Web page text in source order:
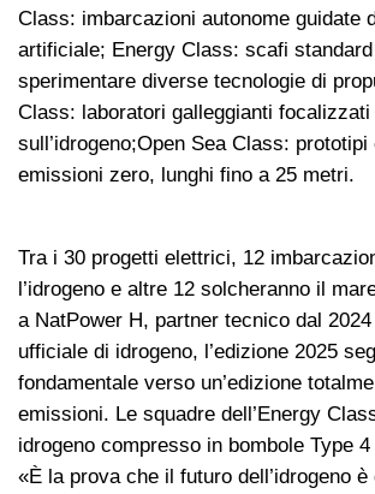
Class: imbarcazioni autonome guidate
artificiale; Energy Class: scafi
sperimentare diverse tecnologie di
Class: laboratori galleggianti focalizzati
sull’idrogeno;Open Sea Class:
emissioni zero, lunghi fino a 25 metri.
Tra i 30 progetti elettrici, 12
l’idrogeno e altre 12 solcheranno il
a NatPower H, partner tecnico dal
ufficiale di idrogeno, l’edizione 2025
fondamentale verso un’edizione
emissioni. Le squadre dell’Energy
idrogeno compresso in bombole Type
«È la prova che il futuro dell’idrogeno